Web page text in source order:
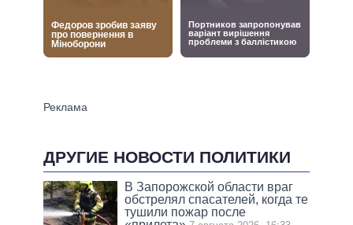
ДРУГИЕ НОВОСТИ ПОЛИТИКИ
В Запорожской области враг
обстрелял спасателей, когда те
тушили пожар после